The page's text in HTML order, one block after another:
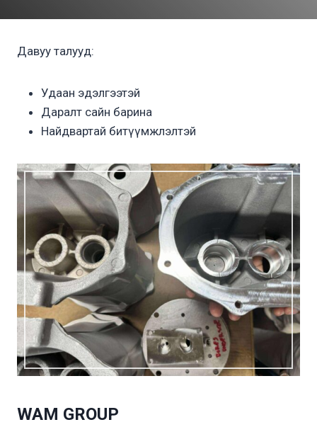
Давуу талууд:
Удаан эдэлгээтэй
Даралт сайн барина
Найдвартай битүүмжлэлтэй
WAM GROUP